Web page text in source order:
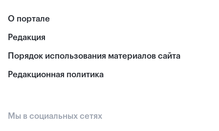
О портале
Редакция
Порядок использования материалов сайта
Редакционная политика
Мы в социальных сетях